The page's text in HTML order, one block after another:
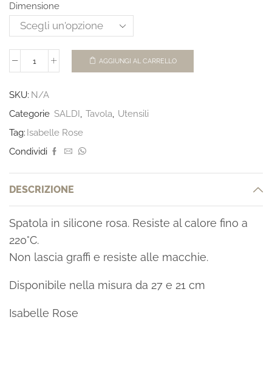
Dimensione
AGGIUNGI AL CARRELLO
SKU: N/A
Categorie SALDI Tavola
Utensili
Tag: Isabelle Rose
Condividi
DESCRIZIONE
Spatola in silicone rosa. Resiste al calore fino a
220°C.
Non lascia graffi e resiste alle macchie.
Disponibile nella misura da 27 e 21 cm
Isabelle Rose